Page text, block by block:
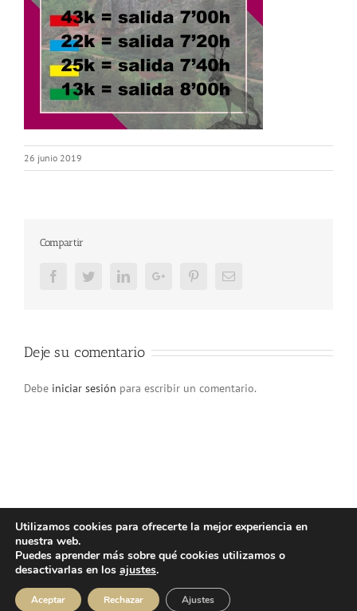
26 junio 2019
Compartir
FacebookTwitterLinkedInGoogle+ PinterestEmail
Deje su comentario
Debe iniciar sesión para escribir un comentario.
© Copyright 2025 | Atlos Eventos Deportivos -
Privacidad·Política Cookies
Instagram
FacebookYouTube
Utilizamos cookies para ofrecerte la mejor experiencia en
nuestra web.
Puedes aprender más sobre qué cookies utilizamos o
desactivarlas en los ajustes.
Aceptar Rechazar Ajustes